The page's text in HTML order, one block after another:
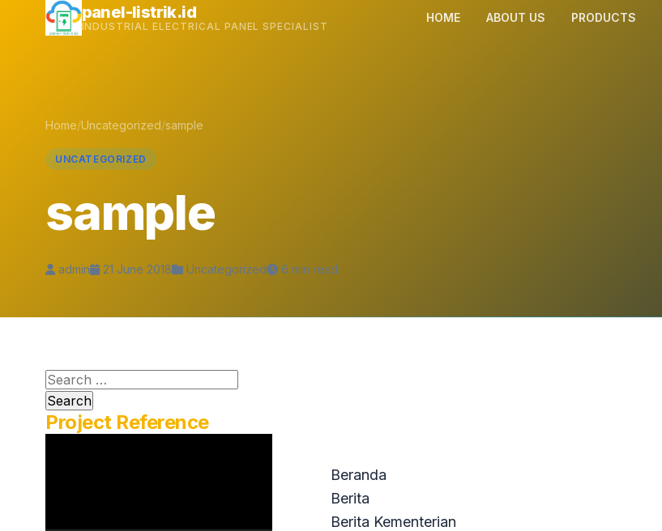
panel-listrik.id
INDUSTRIAL ELECTRICAL PANEL SPECIALIST
HOME ABOUT US PRODUCTS
Home/Uncategorized/sample
UNCATEGORIZED
sample
admin 21 June 2018 Uncategorized 6 min read
Search
for:
Project Reference
Beranda
Berita
Berita Kementerian